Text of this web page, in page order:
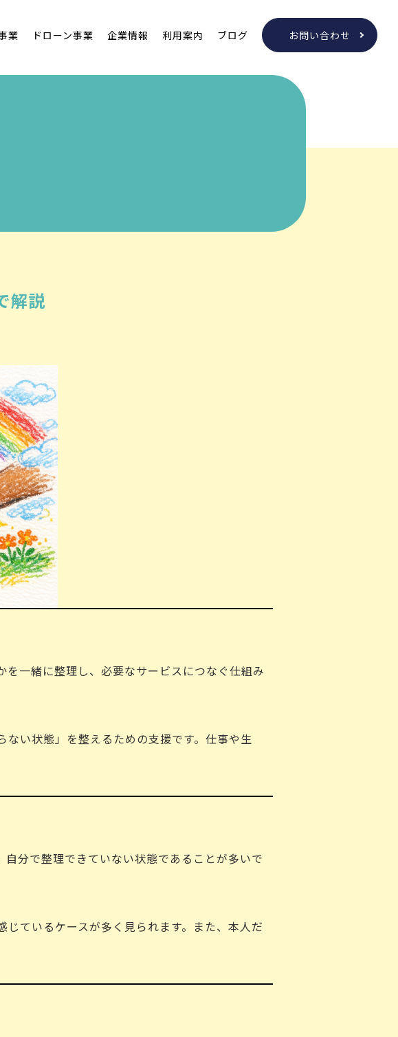
業 ドローン事業 企業情報 利用案内 ブログ お問い合わせ
解説
一緒に整理し、必要なサービスにつなぐ仕組み
い状態」を整えるための支援です。仕事や生
分で整理できていない状態であることが多いで
ているケースが多く見られます。また、本人だ